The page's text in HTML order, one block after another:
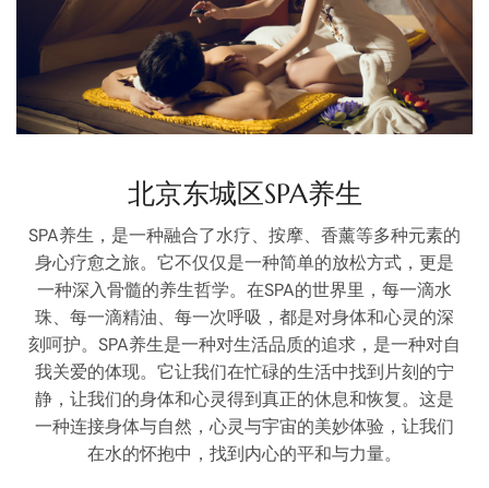
北京东城区SPA养生
SPA养生，是一种融合了水疗、按摩、香薰等多种元素的
身心疗愈之旅。它不仅仅是一种简单的放松方式，更是
一种深入骨髓的养生哲学。在SPA的世界里，每一滴水
珠、每一滴精油、每一次呼吸，都是对身体和心灵的深
刻呵护。SPA养生是一种对生活品质的追求，是一种对自
我关爱的体现。它让我们在忙碌的生活中找到片刻的宁
静，让我们的身体和心灵得到真正的休息和恢复。这是
一种连接身体与自然，心灵与宇宙的美妙体验，让我们
在水的怀抱中，找到内心的平和与力量。